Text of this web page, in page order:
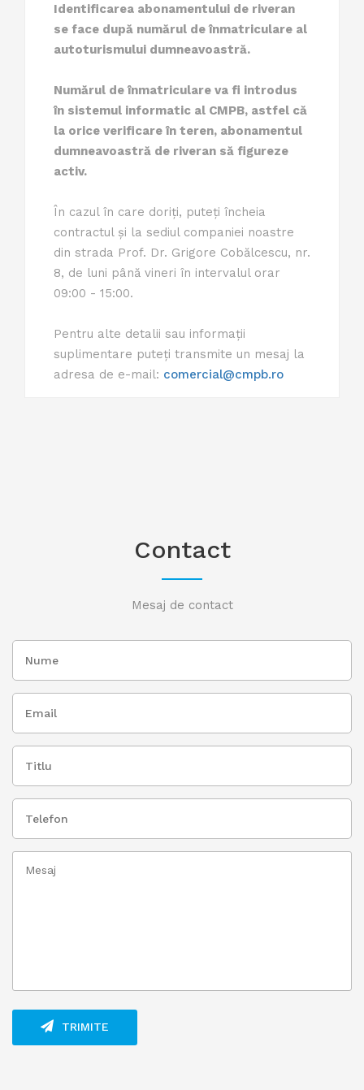
Identificarea abonamentului de riveran
se face după numărul de înmatriculare al
autoturismului dumneavoastră.
Numărul de înmatriculare va fi introdus
în sistemul informatic al CMPB, astfel că
la orice verificare în teren, abonamentul
dumneavoastră de riveran să figureze
activ.
În cazul în care doriți, puteți încheia
contractul și la sediul companiei noastre
din strada Prof. Dr. Grigore Cobălcescu, nr.
8, de luni până vineri în intervalul orar
09:00 - 15:00.
Pentru alte detalii sau informații
suplimentare puteți transmite un mesaj la
adresa de e-mail: comercial@cmpb.ro
Contact
Mesaj de contact
TRIMITE